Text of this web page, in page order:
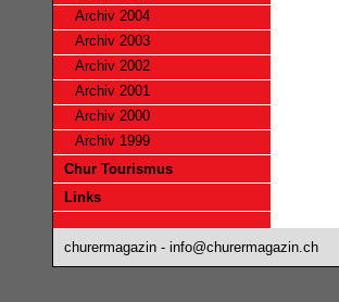
Archiv 2004
Archiv 2003
Archiv 2002
Archiv 2001
Archiv 2000
Archiv 1999
Chur Tourismus
Links
churermagazin - info@churermagazin.ch